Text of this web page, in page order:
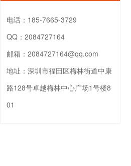
电话： 185-7665-3729
QQ： 2084727164
邮箱： 2084727164@qq.com
地址： 深圳市福田区梅林街道中康
路128号卓越梅林中心广场1号楼8
01